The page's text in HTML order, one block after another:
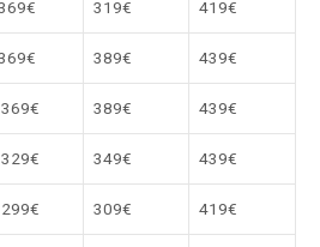
319€ 419€
389€ 439€
369€ 389€ 439€
329€ 349€ 439€
299€ 309€ 419€